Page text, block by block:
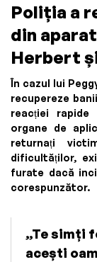
Poliția a
din
Herbert
În cazul lui
recupereze
reacției
organe de
returnați
dificultăților,
furate dacă
corespunzător.
„Te simți
acești